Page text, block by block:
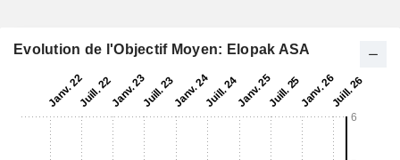
Evolution de l'Objectif Moyen: Elopak ASA